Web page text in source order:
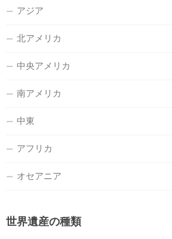
アジア
北アメリカ
中央アメリカ
南アメリカ
中東
アフリカ
オセアニア
世界遺産の種類